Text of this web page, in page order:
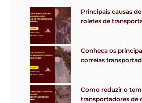
Principais causas
roletes de
Conheça os
correias
Como reduzir o
transportadores de